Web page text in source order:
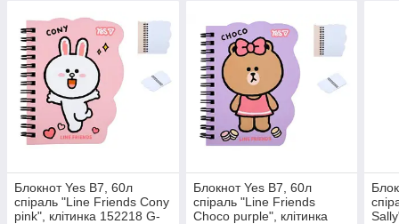
Блокнот Yes В7, 60л
спіраль "Line Friends Cony
pink", клітинка 152218 G-
Блокнот Yes В7, 60л
спіраль "Line Friends
Choco purple", клітинка